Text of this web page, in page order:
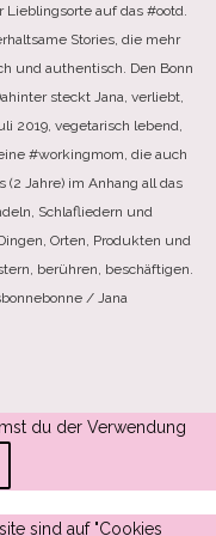
auf das #ootd.
Stories, die mehr
und authentisch. Den Bonn
steckt Jana, verliebt,
2019, vegetarisch lebend,
#workingmom, die auch
Jahre) im Anhang all das
Schlafliedern und
Orten, Produkten und
berühren, beschäftigen.
/ Jana
du der Verwendung
sind auf "Cookies